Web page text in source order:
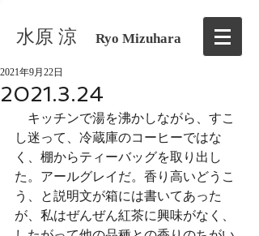
水原 涼 Ryo Mizuhara
2021.3.24
2021年9月22日
キッチンで湯を沸かしながら、すこ
し迷って、冷蔵庫のコーヒーではな
く、棚からティーバッグを取り出し
た。アールグレイだ。香り高いどうこ
う、と説明文が箱には書いてあった
が、私はぜんぜん紅茶に興味がなく、